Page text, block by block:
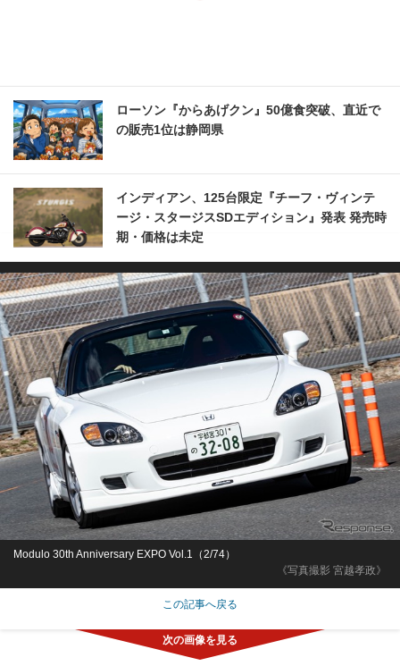
ローソン『からあげクン』50億食突破、直近で
の販売1位は静岡県
インディアン、125台限定『チーフ・ヴィンテ
ージ・スタージスSDエディション』発表 発売時
期・価格は未定
《写真撮影 宮越孝政》
Modulo 30th Anniversary EXPO Vol.1（2/74）
この記事へ戻る